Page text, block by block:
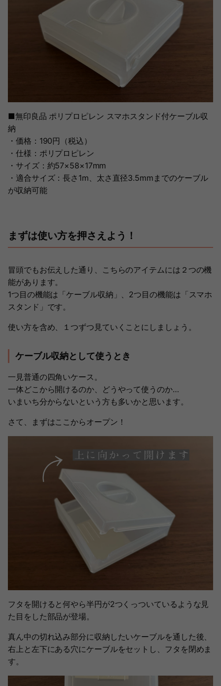
■無印良品 ポリプロピレン スマホスタンド付ケーブル収
納
・価格：190円（税込）
・仕様：ポリプロピレン
・サイズ：約57×58×17mm
・適合サイズ：長さ1m、太さ直径3.5mmまでのケーブル
が収納可能
まずは使い方を押さえよう！
冒頭でもお伝えした通り、こちらのアイテムには２つの機
能があります。
1つ目の機能は「ケーブル収納」、2つ目の機能は「スマホ
スタンド」です。
使い方を含め、１つずつ見ていくことにしましょう。
ケーブル収納として使うとき
一見普通の四角いケース。
一体どこから開けるのか、どうやって使うのか…
いまいち分からないという方も多いかと思います。
さて、まずはここからオープン！
フタを開けると何やら半円が2つくっついているような見
た目をした部品が登場。
真ん中の切れ込み部分に収納したいケーブルを通した後、
右上と左下にある穴にケーブルをセットし、フタを閉めま
す。